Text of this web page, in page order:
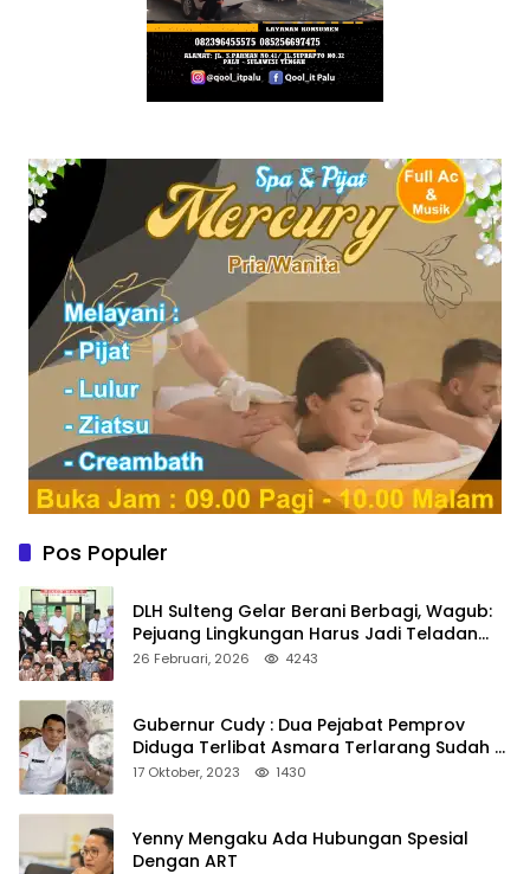
Pos Populer
DLH Sulteng Gelar Berani Berbagi, Wagub:
Pejuang Lingkungan Harus Jadi Teladan
Kepedulian
26 Februari, 2026 4243
Gubernur Cudy : Dua Pejabat Pemprov
Diduga Terlibat Asmara Terlarang Sudah di
Non Job
17 Oktober, 2023 1430
Yenny Mengaku Ada Hubungan Spesial
Dengan ART